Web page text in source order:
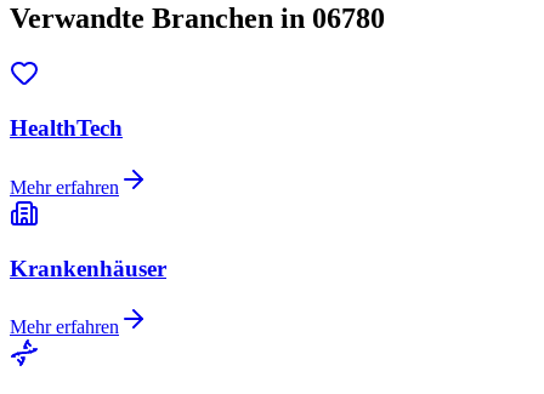
Verwandte Branchen in 06780
HealthTech
Mehr erfahren
Krankenhäuser
Mehr erfahren